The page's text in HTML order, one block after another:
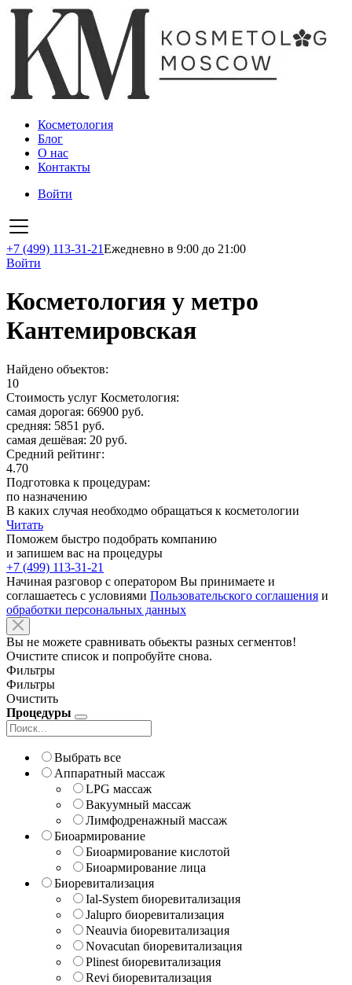
Косметология
Блог
О нас
Контакты
Войти
+7 (499) 113-31-21Ежедневно в 9:00 до 21:00
Войти
Косметология у метро
Кантемировская
Найдено объектов:
10
Стоимость услуг Косметология:
самая дорогая: 66900 руб.
средняя: 5851 руб.
самая дешёвая: 20 руб.
Средний рейтинг:
4.70
Подготовка к процедурам:
по назначению
В каких случая необходмо обращаться к косметологии
Читать
Поможем быстро подобрать компанию
и запишем вас на процедуры
+7 (499) 113-31-21
Начиная разговор с оператором Вы принимаете и
соглашаетесь с условиями Пользовательского соглашения и
обработки персональных данных
Вы не можете сравнивать обьекты разных сегментов!
Очистите список и попробуйте снова.
Фильтры
Фильтры
Очистить
Процедуры
Выбрать все
Аппаратный массаж
LPG массаж
Вакуумный массаж
Лимфодренажный массаж
Биоармирование
Биоармирование кислотой
Биоармирование лица
Биоревитализация
Ial-System биоревитализация
Jalupro биоревитализация
Neauvia биоревитализация
Novacutan биоревитализация
Plinest биоревитализация
Revi биоревитализация